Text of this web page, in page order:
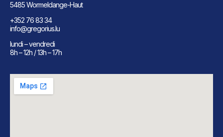
5485 Wormeldange-Haut
+352 76 83 34
info@gregorius.lu
lundi – vendredi
8h – 12h / 13h – 17h